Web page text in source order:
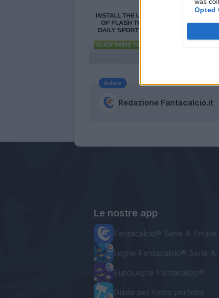
Opted
Autore
Redazione Fantacalcio.it
Le nostre app
Fantacalcio® Serie A Enilive
Leghe Fantacalcio® Serie A
EuroLeghe Fantacalcio®
Guida per l'asta perfetta